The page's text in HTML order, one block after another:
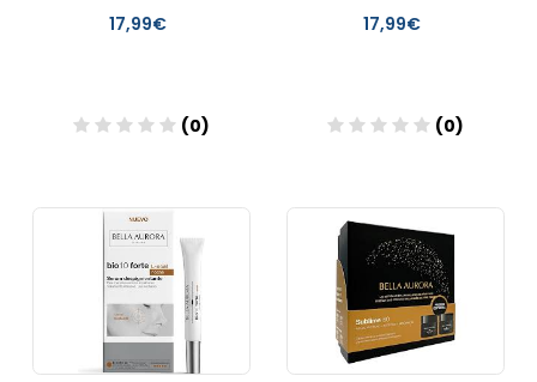
17,99€
(0)
Añadir
17,99€
(0)
Añadir